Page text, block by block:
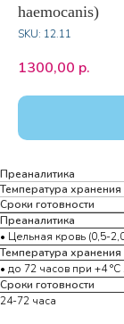
haemocanis)
SKU: 12.11
1300,00 р.
Преаналитика
Температура
Сроки готовности
Преаналитика
• Цельная кровь (0,5-
Температура
• до 72 часов при +4 °С
Сроки готовности
24-72 часа